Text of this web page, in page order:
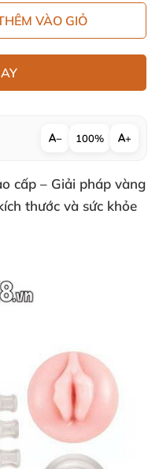
VÀO GIỎ
− 100% +
cấp – Giải pháp vàng
thước và sức khỏe